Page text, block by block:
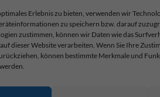
Erlebnis zu bieten, verwenden wir
zu speichern bzw. darauf
zustimmen, können wir Daten wie das
dieser Website verarbeiten. Wenn Sie Ihre
können bestimmte Merkmale und